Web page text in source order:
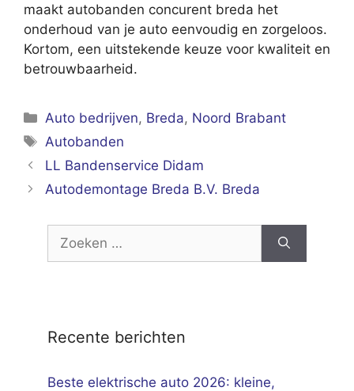
maakt autobanden concurent breda het
onderhoud van je auto eenvoudig en zorgeloos.
Kortom, een uitstekende keuze voor kwaliteit en
betrouwbaarheid.
Categorieën
Auto bedrijven, Breda, Noord Brabant
Tags
Autobanden
LL Bandenservice Didam
Autodemontage Breda B.V. Breda
naar:
Recente berichten
Beste elektrische auto 2026: kleine,